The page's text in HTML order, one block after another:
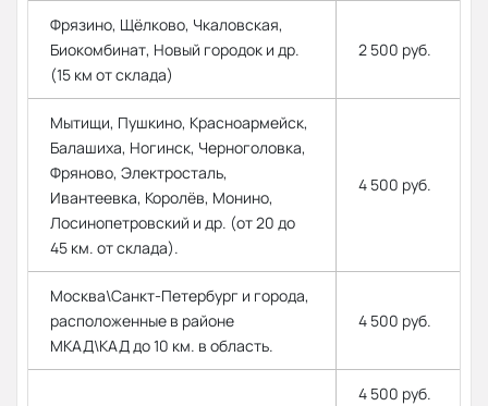
Фрязино, Щёлково, Чкаловская,
Биокомбинат, Новый городок и др.
(15 км от склада)
2 500 руб.
Мытищи, Пушкино, Красноармейск,
Балашиха, Ногинск, Черноголовка,
Фряново, Электросталь,
Ивантеевка, Королёв, Монино,
Лосинопетровский и др. (от 20 до
45 км. от склада).
4 500 руб.
Москва\Санкт-Петербург и города,
расположенные в районе
МКАД\КАД до 10 км. в область.
4 500 руб.
4 500 руб.